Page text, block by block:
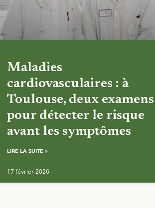
Maladies
cardiovasculaires : à
Toulouse, deux examens
pour détecter le risque
avant les symptômes
LIRE LA SUITE »
17 février 2026